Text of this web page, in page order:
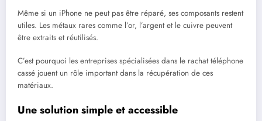
Même si un iPhone ne peut pas être réparé, ses composants restent
utiles. Les métaux rares comme l’or, l’argent et le cuivre peuvent
être extraits et réutilisés.
C’est pourquoi les entreprises spécialisées dans le rachat téléphone
cassé jouent un rôle important dans la récupération de ces
matériaux.
Une solution simple et accessible